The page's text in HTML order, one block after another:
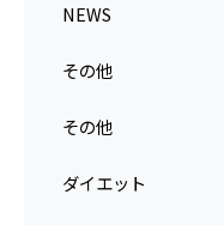
NEWS
その他
その他
ダイエット